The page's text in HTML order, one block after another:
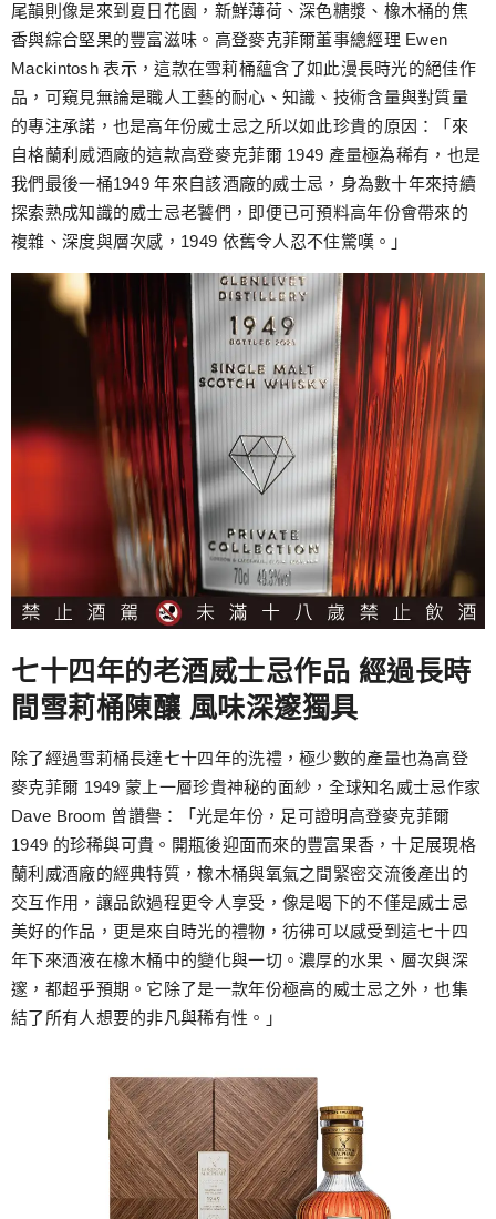
尾韻則像是來到夏日花園，新鮮薄荷、深色糖漿、橡木桶的焦
香與綜合堅果的豐富滋味。高登麥克菲爾董事總經理 Ewen
Mackintosh 表示，這款在雪莉桶蘊含了如此漫長時光的絕佳作
品，可窺見無論是職人工藝的耐心、知識、技術含量與對質量
的專注承諾，也是高年份威士忌之所以如此珍貴的原因：「來
自格蘭利威酒廠的這款高登麥克菲爾 1949 產量極為稀有，也是
我們最後一桶1949 年來自該酒廠的威士忌，身為數十年來持續
探索熟成知識的威士忌老饕們，即便已可預料高年份會帶來的
複雜、深度與層次感，1949 依舊令人忍不住驚嘆。」
七十四年的老酒威士忌作品 經過長時
間雪莉桶陳釀 風味深邃獨具
除了經過雪莉桶長達七十四年的洗禮，極少數的產量也為高登
麥克菲爾 1949 蒙上一層珍貴神秘的面紗，全球知名威士忌作家
Dave Broom 曾讚譽：「光是年份，足可證明高登麥克菲爾
1949 的珍稀與可貴。開瓶後迎面而來的豐富果香，十足展現格
蘭利威酒廠的經典特質，橡木桶與氧氣之間緊密交流後產出的
交互作用，讓品飲過程更令人享受，像是喝下的不僅是威士忌
美好的作品，更是來自時光的禮物，彷彿可以感受到這七十四
年下來酒液在橡木桶中的變化與一切。濃厚的水果、層次與深
邃，都超乎預期。它除了是一款年份極高的威士忌之外，也集
結了所有人想要的非凡與稀有性。」